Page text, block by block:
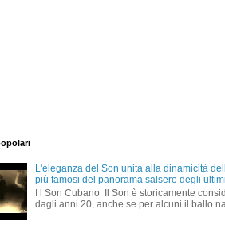
L'eleganza del Son unita alla dinamicità
più famosi del panorama salsero degli
I l Son Cubano Il Son è storicamente
dagli anni 20, anche se per alcuni il ballo